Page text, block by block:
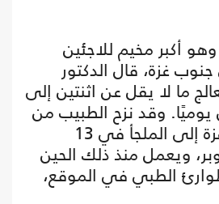
أكبر مخيم للاجئين
غزة، قال الدكتور
ما لا يقل عن اثنتين إلى
وقد نزح الطبيب من
منزله في مدينة غزة إلى الملجأ في 13
ويعمل منذ ذلك الحين
الطبي في الموقع،